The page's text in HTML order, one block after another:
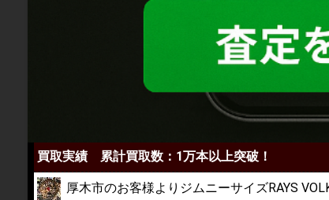
買取実績 累計買取数：1万本以上突破！
厚木市のお客様よりジムニーサイズRAYS